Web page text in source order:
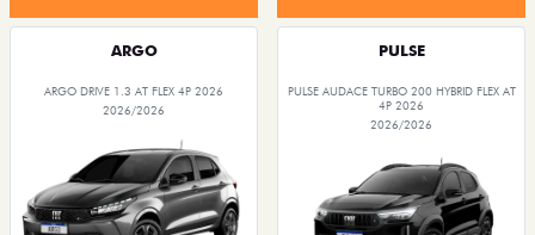
ARGO
ARGO DRIVE 1.3 AT FLEX 4P 2026
2026/2026
PULSE
PULSE AUDACE TURBO 200 HYBRID FLEX AT
4P 2026
2026/2026